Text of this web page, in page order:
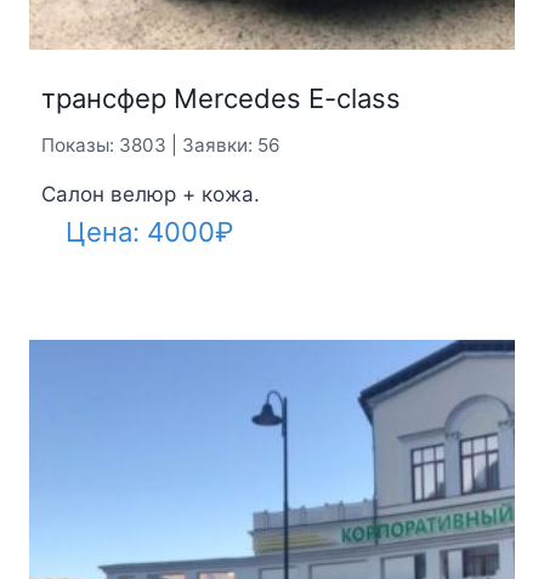
трансфер Mercedes E-class
Показы: 3803 | Заявки: 56
Салон велюр + кожа.
Цена: 4000₽